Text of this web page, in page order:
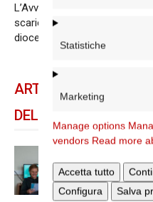
Statistiche
Marketing
Manage options
vendors Read more
Accetta tutto
Configura
Salva
L’Avvento in famiglia,
scaricabile il sussidio
diocesano
ARTICOLI CORRELATI
DELLO STESSO
Scienze